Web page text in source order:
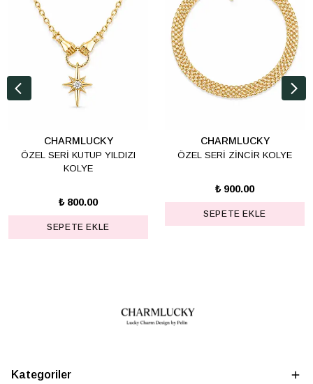
CHARMLUCKY
ÖZEL SERİ KUTUP YILDIZI
KOLYE
₺ 800.00
SEPETE EKLE
CHARMLUCKY
ÖZEL SERİ ZİNCİR KOLYE
₺ 900.00
SEPETE EKLE
Kategoriler